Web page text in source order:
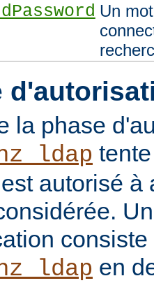
Un
la phase
autorisé à
consiste
en